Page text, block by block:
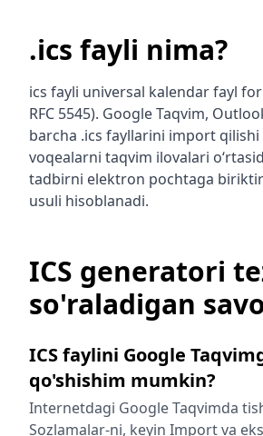
.ics fayli nima?
ics fayli universal kalendar fayl
RFC 5545). Google Taqvim,
barcha .ics fayllarini import
voqealarni taqvim ilovalari
tadbirni elektron pochtaga
usuli hisoblanadi.
ICS generatori
so'raladigan
ICS faylini Google
qo'shishim mumkin?
Internetdagi Google Taqvimda
Sozlamalar-ni, keyin Import va